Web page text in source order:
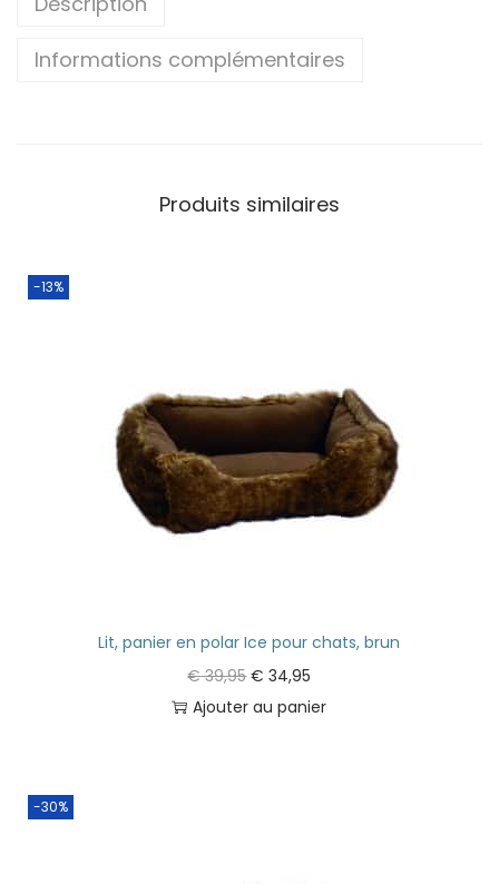
Informations complémentaires
Produits similaires
-13%
Lit, panier en polar Ice pour chats, brun
€39,95 € 34,95
Ajouter au panier
-30%